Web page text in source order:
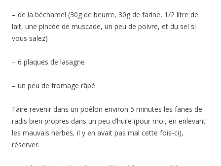
– de la béchamel (30g de beurre, 30g de farine, 1/2 litre de
lait, une pincée de muscade, un peu de poivre, et du sel si
vous salez)
– 6 plaques de lasagne
– un peu de fromage râpé
Faire revenir dans un poêlon environ 5 minutes les fanes de
radis bien propres dans un peu d’huile (pour moi, en enlevant
les mauvais herbes, il y en avait pas mal cette fois-ci),
réserver.